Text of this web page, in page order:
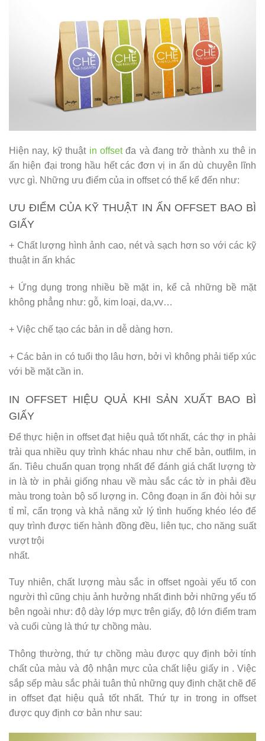
Hiện nay, kỹ thuật in offsetđa và đang trở thành xu thê in
ấn hiện đại trong hầu hết các đơn vị in ấn dù chuyên lĩnh
vực gì. Những ưu điểm của in offset có thể kể đến như:
ƯU ĐIỂM CỦA KỸ THUẬT IN ẤN OFFSET BAO BÌ
GIẤY
+ Chất lượng hình ảnh cao, nét và sạch hơn so với các kỹ
thuật in ấn khác
+ Ứng dụng trong nhiều bề mặt in, kể cả những bề mặt
không phẳng như: gỗ, kim loại, da,vv…
+ Việc chế tạo các bản in dễ dàng hơn.
+ Các bản in có tuổi thọ lâu hơn, bởi vì không phải tiếp xúc
với bề mặt cần in.
IN OFFSET HIỆU QUẢ KHI SẢN XUẤT BAO BÌ
GIẤY
Để thực hiện in offset đạt hiệu quả tốt nhất, các thợ in phải
trải qua nhiều quy trình khác nhau như chế bản, outfilm, in
ấn. Tiêu chuẩn quan trọng nhất để đánh giá chất lượng tờ
in là tờ in phải giống nhau về màu sắc các tờ in phải đều
màu trong toàn bộ số lượng in. Công đoạn in ấn đòi hỏi sự
tỉ mỉ, cẩn trọng và khả năng xử lý tình huống khéo léo để
quy trình được tiến hành đồng đều, liên tục, cho năng suất
vượt trội
nhất.
Tuy nhiên, chất lượng màu sắc in offset ngoài yếu tố con
người thì cũng chịu ảnh hưởng nhất đinh bởi những yếu tố
bên ngoài như: độ dày lớp mực trên giấy, độ lớn điểm tram
và cuối cùng là thứ tự chồng màu.
Thông thường, thứ tự chồng màu được quy định bởi tính
chất của màu và độ nhận mực của chất liệu giấy in . Việc
sắp sếp màu sắc phải tuân thủ những quy định chặt chẽ để
in offset đạt hiệu quả tốt nhất. Thứ tự in trong in offset
được quy định cơ bản như sau: